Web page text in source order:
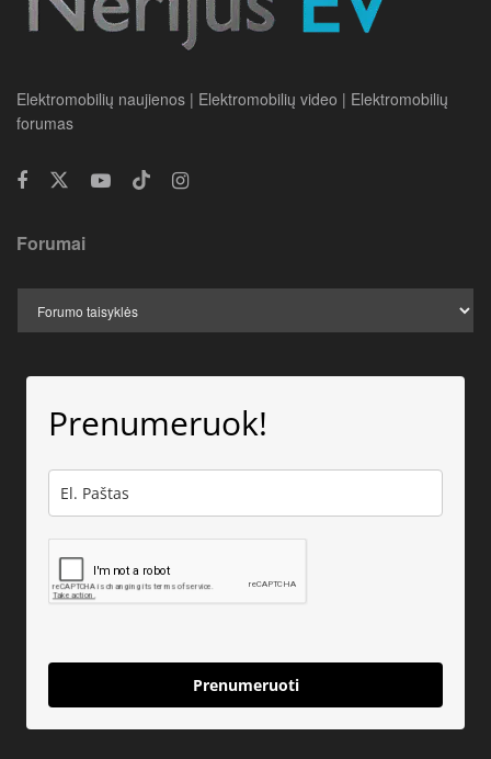
Elektromobilių naujienos | Elektromobilių video | Elektromobilių
forumas
Forumai
Prenumeruok!
Prenumeruoti